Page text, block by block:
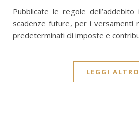
Pubblicate le regole dell’addebito in conto dell’I24 con
scadenze future, per i versamenti
predeterminati di imposte e
LEGGI ALTRO